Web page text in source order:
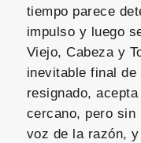
tiempo parece
impulso y luego
Viejo, Cabeza y
inevitable final
resignado,
cercano, pero sin
voz de la razón,